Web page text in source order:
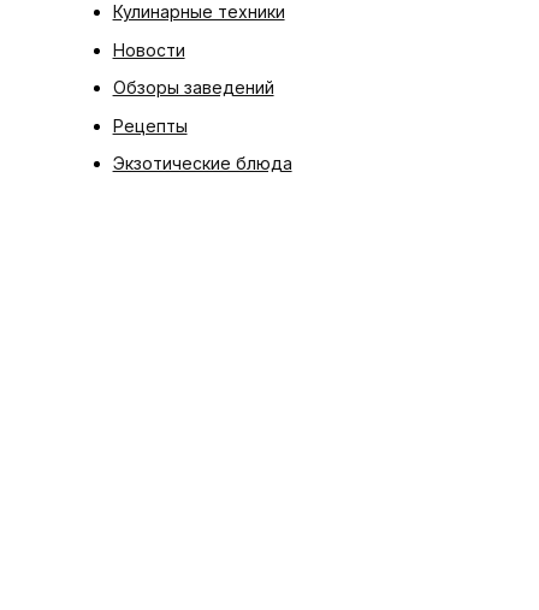
Кулинарные техники
Новости
Обзоры заведений
Рецепты
Экзотические блюда